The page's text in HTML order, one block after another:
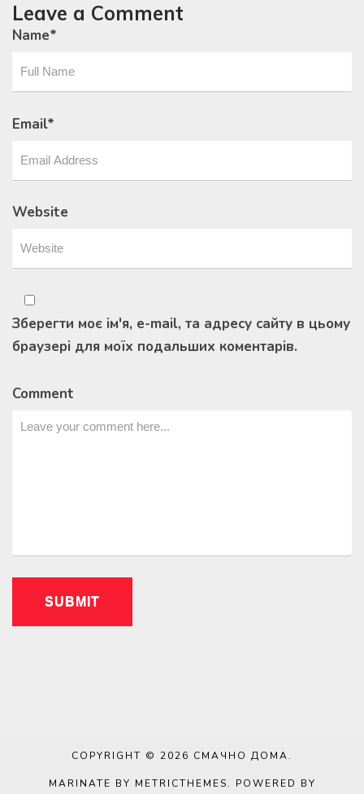
Leave a Comment
Name*
Email*
Website
Зберегти моє ім'я, e-mail, та адресу сайту в цьому
браузері для моїх подальших коментарів.
Comment
COPYRIGHT © 2026 СМАЧНО ДОМА.
MARINATE BY METRICTHEMES. POWERED BY